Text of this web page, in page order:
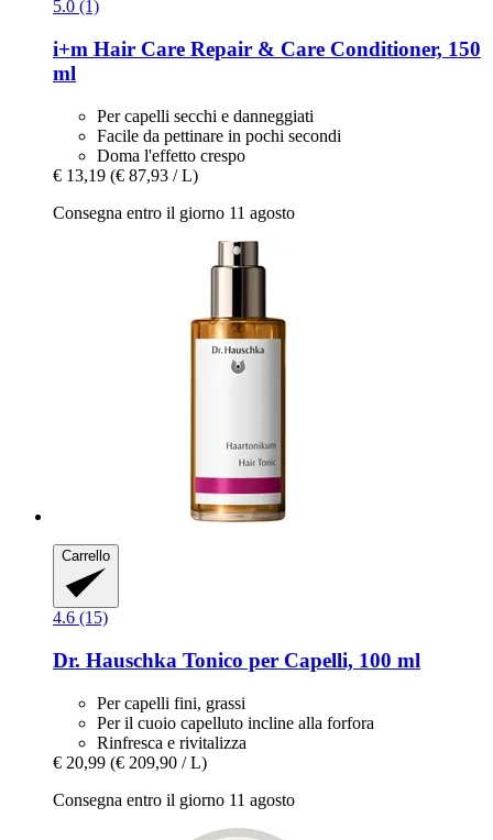
5.0 (1)
i+m Hair Care Repair & Care Conditioner, 150
ml
Per capelli secchi e danneggiati
Facile da pettinare in pochi secondi
Doma l'effetto crespo
€ 13,19 (€ 87,93 / L)
Consegna entro il giorno 11 agosto
Carrello
4.6 (15)
Dr. Hauschka Tonico per Capelli, 100 ml
Per capelli fini, grassi
Per il cuoio capelluto incline alla forfora
Rinfresca e rivitalizza
€ 20,99 (€ 209,90 / L)
Consegna entro il giorno 11 agosto